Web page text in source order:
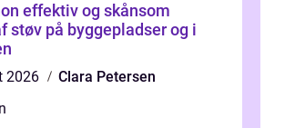
støv på byggepladser og i
2026
Clara Petersen